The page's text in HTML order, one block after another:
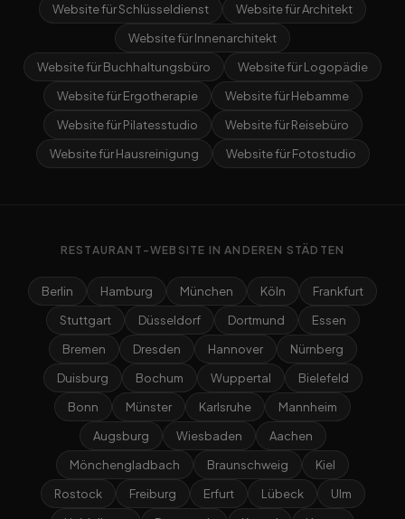
Website für Schlüsseldienst
Website für Architekt
Website für Innenarchitekt
Website für Buchhaltungsbüro
Website für Logopädie
Website für Ergotherapie
Website für Hebamme
Website für Pilatesstudio
Website für Reisebüro
Website für Hausreinigung
Website für Fotostudio
RESTAURANT-WEBSITE IN ANDEREN STÄDTEN
Berlin Hamburg München Köln
Frankfurt
Stuttgart
Düsseldorf Dortmund
Essen
Bremen
Dresden Hannover
Nürnberg
Duisburg
Bochum Wuppertal
Bielefeld
Bonn
Münster Karlsruhe
Mannheim
Augsburg
Wiesbaden
Aachen
Mönchengladbach
Braunschweig
Kiel
Rostock
Freiburg Erfurt Lübeck
Ulm